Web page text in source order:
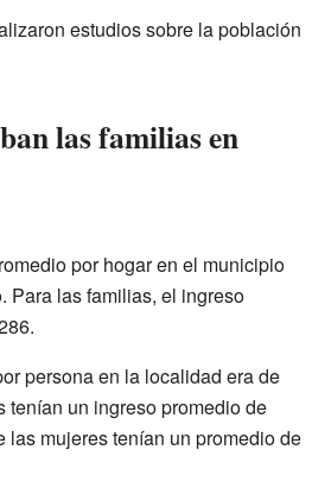
estudios sobre la población
las familias en
por hogar en el municipio
Para las familias, el ingreso
persona en la localidad era de
tenían un ingreso promedio de
las mujeres tenían un promedio de